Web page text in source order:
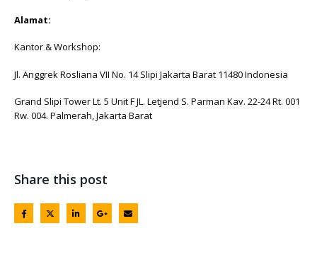
Alamat:
Kantor & Workshop:
Jl. Anggrek Rosliana VII No. 14 Slipi Jakarta Barat 11480 Indonesia
Grand Slipi Tower Lt. 5 Unit F JL. Letjend S. Parman Kav. 22-24 Rt. 001
Rw. 004. Palmerah, Jakarta Barat
Share this post